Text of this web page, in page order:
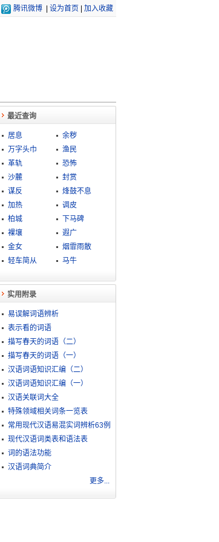
腾讯微博 设为首页 加入收藏
最近查询
居息
余秽
万字头巾
渔民
革轨
恐怖
沙麓
封赏
谋反
烽鼓不息
加热
调皮
柏城
下马碑
裸壤
遐广
金女
烟霏雨散
轻车简从
马牛
实用附录
易误解词语辨析
表示看的词语
描写春天的词语（二）
描写春天的词语（一）
汉语词语知识汇编（二）
汉语词语知识汇编（一）
汉语关联词大全
特殊领域相关词条一览表
常用现代汉语易混实词辨析63例
现代汉语词类表和语法表
词的语法功能
汉语词典简介
更多...